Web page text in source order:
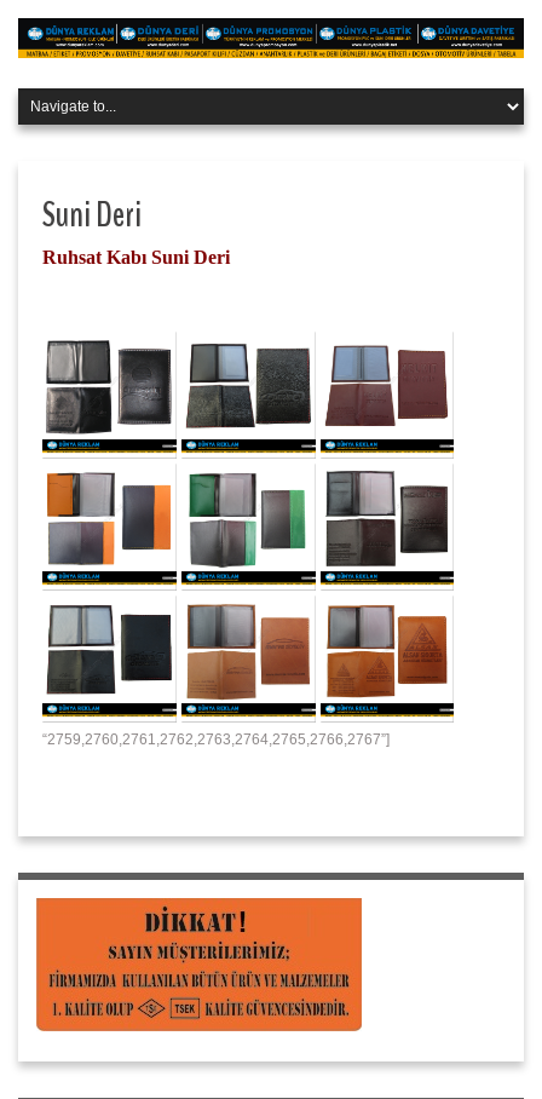
Suni Deri
Ruhsat Kabı Suni Deri
“2759,2760,2761,2762,2763,2764,2765,2766,2767”]